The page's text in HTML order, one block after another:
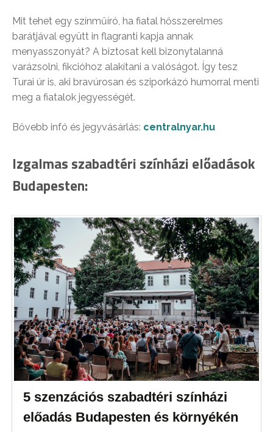
Mit tehet egy színműíró, ha fiatal hősszerelmes
barátjával együtt in flagranti kapja annak
menyasszonyát? A biztosat kell bizonytalanná
varázsolni, fikcióhoz alakítani a valóságot. Így tesz
Turai úr is, aki bravúrosan és sziporkázó humorral menti
meg a fiatalok jegyességét.
Bővebb infó és jegyvásárlás: centralnyar.hu
Izgalmas szabadtéri színházi előadások
Budapesten:
5 szenzációs szabadtéri színházi
előadás Budapesten és környékén